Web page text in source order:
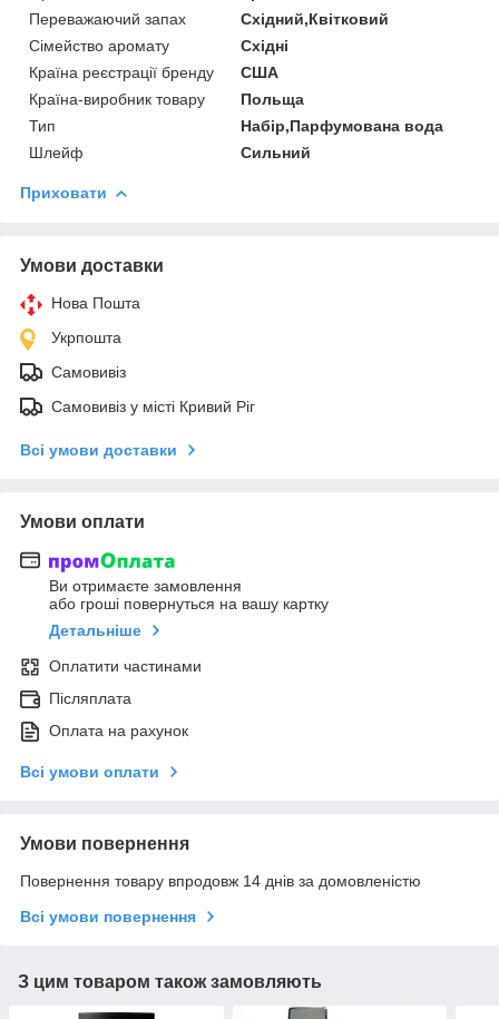
Переважаючий запах
Східний,Квітковий
Сімейство аромату
Східні
Країна реєстрації бренду
США
Країна-виробник товару
Польща
Тип
Набір,Парфумована вода
Шлейф
Сильний
Приховати
Умови доставки
Нова Пошта
Укрпошта
Самовивіз
Самовивіз у місті Кривий Ріг
Всі умови доставки
Умови оплати
Ви отримаєте замовлення
або гроші повернуться на вашу картку
Детальніше
Оплатити частинами
Післяплата
Оплата на рахунок
Всі умови оплати
Умови повернення
Повернення товару впродовж 14 днів за домовленістю
Всі умови повернення
З цим товаром також замовляють